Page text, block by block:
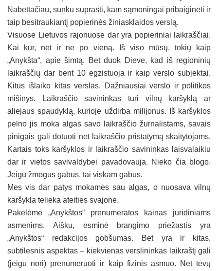
Nabettačiau, sunku suprasti, kam sąmoningai pribaiginėti ir
taip besitraukiantį popierinės žiniasklaidos verslą.
Visuose Lietuvos rajonuose dar yra popieriniai laikraščiai.
Kai kur, net ir ne po vieną. Iš viso mūsų, tokių kaip
„Anykšta“, apie šimtą. Bet duok Dieve, kad iš regioninių
laikraščių dar bent 10 egzistuoja ir kaip verslo subjektai.
Kitus išlaiko kitas verslas. Dažniausiai verslo ir politikos
mišinys. Laikraščio savininkas turi vilnų karšyklą ar
aliejaus spaudyklą, kurioje uždirba milijonus. Iš karšyklos
pelno jis moka algas savo laikraščio žurnalistams, savais
pinigais gali dotuoti net laikraščio pristatymą skaitytojams.
Kartais toks karšyklos ir laikraščio savininkas laisvalaikiu
dar ir vietos savivaldybei pavadovauja. Nieko čia blogo.
Jeigu žmogus gabus, tai viskam gabus.
Mes vis dar patys mokamės sau algas, o nuosava vilnų
karšykla telieka ateities svajone.
Pakėlėme „Anykštos“ prenumeratos kainas juridiniams
asmenims. Aišku, esminė brangimo priežastis yra
„Anykštos“ redakcijos gobšumas. Bet yra ir kitas,
subtilesnis aspektas – kiekvienas verslininkas laikraštį gali
(jeigu nori) prenumeruoti ir kaip fizinis asmuo. Net tėvų